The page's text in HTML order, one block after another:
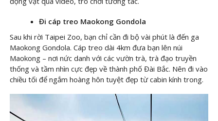
Đi cáp treo Maokong Gondola
Sau khi rời Taipei Zoo, bạn chỉ cần đi bộ vài phút là đến ga
Maokong Gondola. Cáp treo dài 4km đưa bạn lên núi
Maokong – nơi nức danh với các vườn trà, trà đạo truyền
thống và tầm nhìn cực đẹp về thành phố Đài Bắc. Nên đi vào
chiều tối để ngắm hoàng hôn tuyệt đẹp từ cabin kính trong.